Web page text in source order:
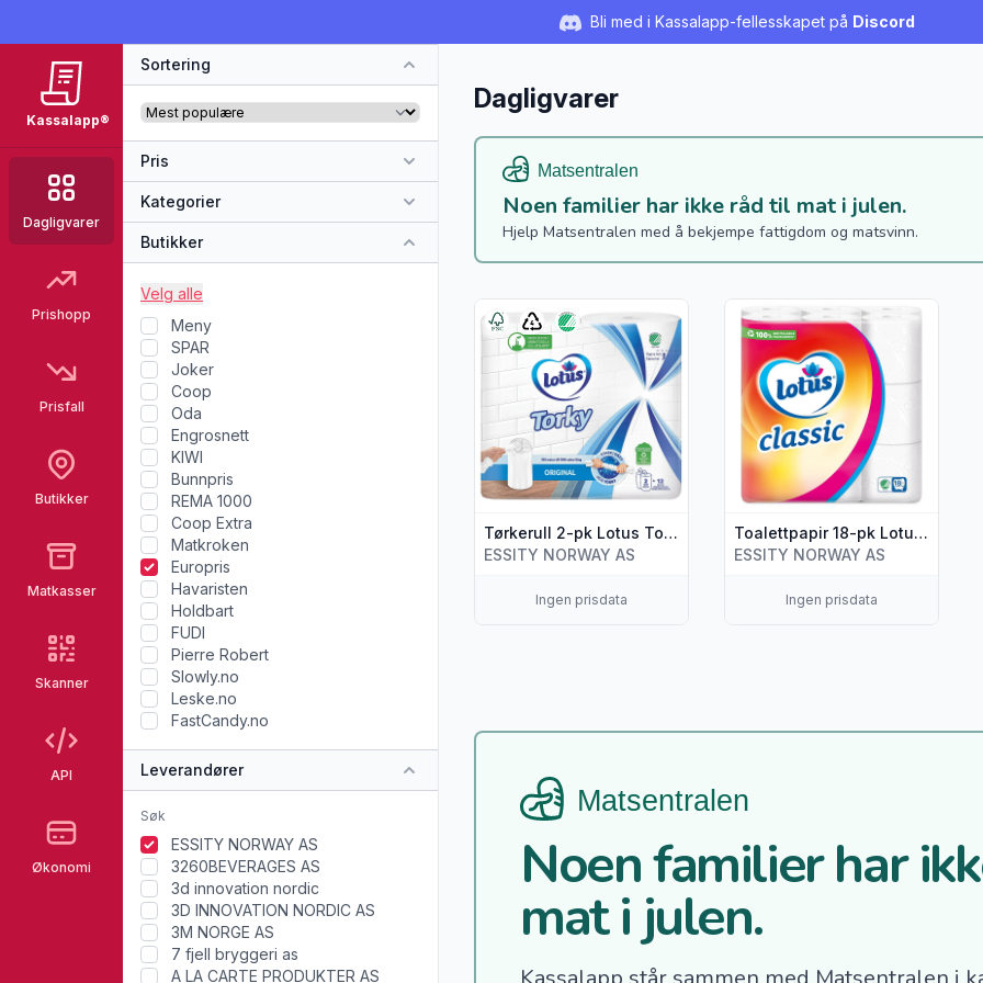
Bli med i Kassalapp-fellesskapet på Discord
Kassalapp®
Dagligvarer
Prishopp
Prisfall
Butikker
Matkasser
Skanner
API
Økonomi
Sortering
Pris
Kategorier
Butikker
Velg alle
Meny
SPAR
Joker
Coop
Oda
Engrosnett
KIWI
Bunnpris
REMA 1000
Coop Extra
Matkroken
Europris
Havaristen
Holdbart
FUDI
Pierre Robert
Slowly.no
Leske.no
FastCandy.no
Leverandører
ESSITY NORWAY AS
3260BEVERAGES AS
3d innovation nordic
3D INNOVATION NORDIC AS
3M NORGE AS
7 fjell bryggeri as
A LA CARTE PRODUKTER AS
Dagligvarer
Noen familier har ikke råd til mat i julen.
Hjelp Matsentralen med å bekjempe fattigdom og matsvinn.
Tørkerull 2-pk Lotus Torky
ESSITY NORWAY AS
Ingen prisdata
Vis flere detaljer for produktet "Tørkerull 2-pk Lotus Torky"
Toalettpapir 18-pk Lotus Classic
ESSITY NORWAY AS
Ingen prisdata
Vis flere detaljer for produktet
Noen familier har
mat i julen.